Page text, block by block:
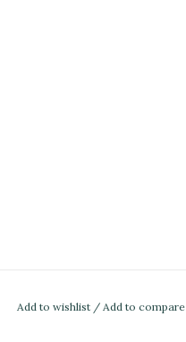
Add to wishlist / Add to compare